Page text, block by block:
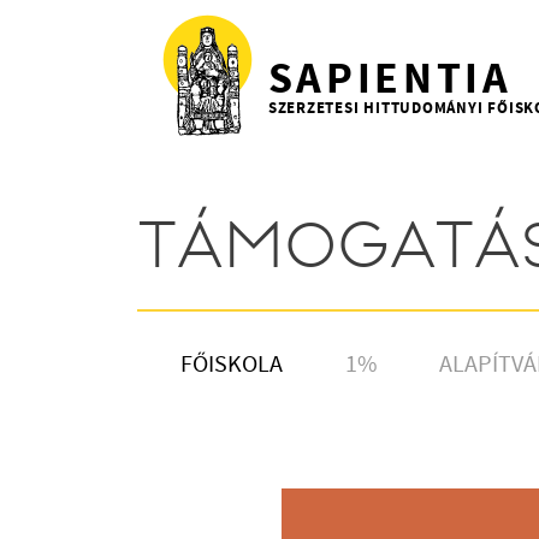
Ugrás a tartalomra
SAPIENTIA
SZERZETESI HITTUDOMÁNYI
FŐISKOLA 1%